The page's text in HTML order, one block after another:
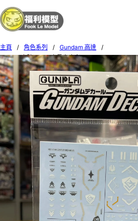
主頁 / 角色系列 / Gundam 高達
/
Bandai 水貼 #134 水星之魔女 Multiuse 2 65082